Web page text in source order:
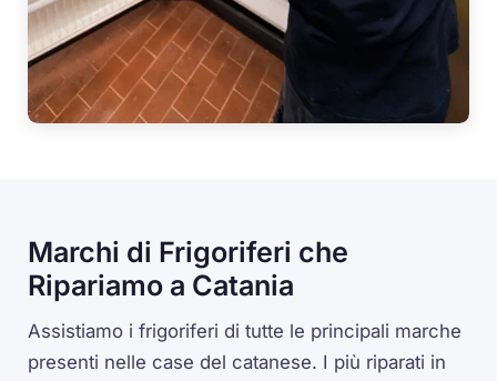
Marchi di Frigoriferi che
Ripariamo a Catania
Assistiamo i frigoriferi di tutte le principali marche
presenti nelle case del catanese. I più riparati in